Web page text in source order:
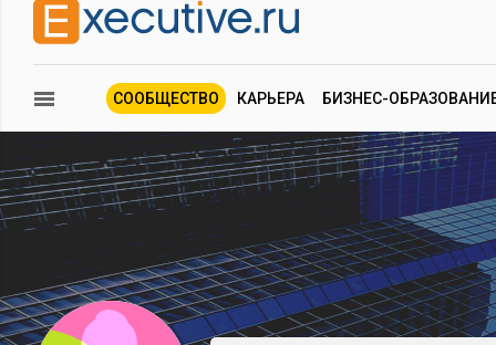
СООБЩЕСТВО КАРЬЕРА БИЗНЕС-